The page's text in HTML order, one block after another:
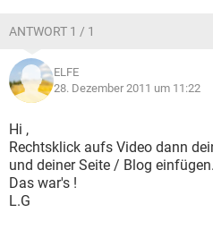
ANTWORT 1 / 1
ELFE
28. Dezember 2011 um 11:22
Hi ,
Rechtsklick aufs Video dann
und deiner Seite / Blog einfügen.
Das war's !
L.G